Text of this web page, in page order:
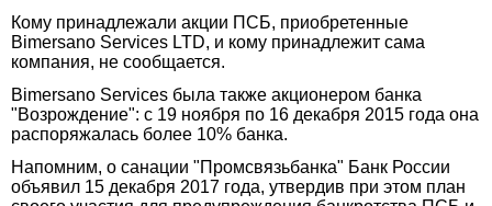
Кому принадлежали акции ПСБ, приобретенные
Bimersano Services LTD, и кому принадлежит сама
компания, не сообщается.
Bimersano Services была также акционером банка
"Возрождение": с 19 ноября по 16 декабря 2015 года она
распоряжалась более 10% банка.
Напомним, о санации "Промсвязьбанка" Банк России
объявил 15 декабря 2017 года, утвердив при этом план